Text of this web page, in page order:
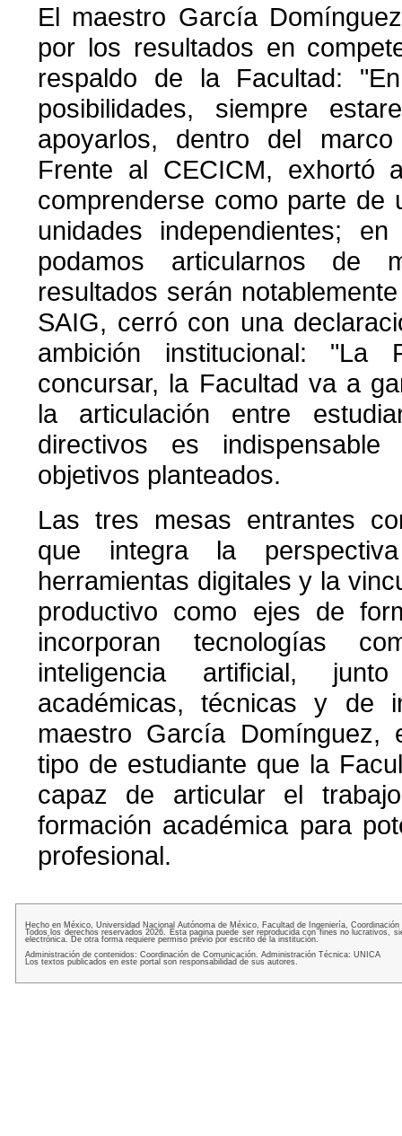
El maestro García
por los resultados en
respaldo de la Facultad:
posibilidades, siempre
apoyarlos, dentro del
Frente al CECICM, exhortó
comprenderse como parte de
unidades independientes;
podamos articularnos de
resultados serán
SAIG, cerró con una
ambición institucional:
concursar, la Facultad va a
la articulación entre
directivos es
objetivos planteados.
Las tres mesas entrantes
que integra la
herramientas digitales y la
productivo como ejes de
incorporan tecnologías
inteligencia artificial,
académicas, técnicas y de
maestro García Domínguez,
tipo de estudiante que la
capaz de articular el
formación académica para
profesional.
Hecho en México, Universidad Nacional Autónoma de México, Facultad de Ingeniería,
Todos los derechos reservados 2026. Esta pagina puede ser reproducida con fines no lucrativos,
electrónica. De otra forma requiere permiso previo por escrito de la institución.
Administración de contenidos: Coordinación de Comunicación. Administración Técnica: UNICA
Los textos publicados en este portal son responsabilidad de sus autores.